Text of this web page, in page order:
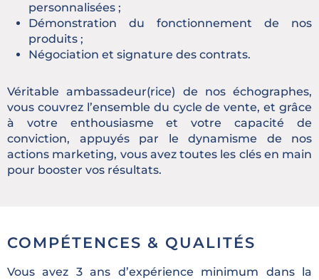
personnalisées ;
Démonstration du fonctionnement de nos
produits ;
Négociation et signature des contrats.
Véritable ambassadeur(rice) de nos échographes,
vous couvrez l’ensemble du cycle de vente, et grâce
à votre enthousiasme et votre capacité de
conviction, appuyés par le dynamisme de nos
actions marketing, vous avez toutes les clés en main
pour booster vos résultats.
COMPÉTENCES & QUALITÉS
Vous avez 3 ans d’expérience minimum dans la